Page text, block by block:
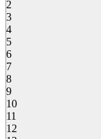
2
3
4
5
6
7
8
9
10
11
12